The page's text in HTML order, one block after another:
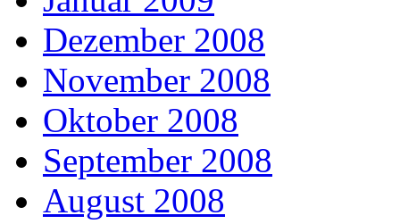
Dezember 2008
November 2008
Oktober 2008
September 2008
August 2008